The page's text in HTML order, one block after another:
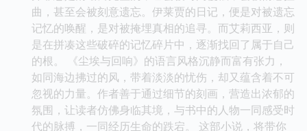
曲，甚至会被刻意遗忘。伊莱贾的日记，便是对被遗忘
记忆的唤醒，是对被掩埋真相的追寻。而艾莉西亚，则
是在拼凑这些破碎的记忆碎片中，逐渐找回了属于自己
的根。 《尘埃与回响》的语言风格沉静而富有张力，
如同海边拂过的风，带着淡淡的忧伤，却又蕴含着不可
忽视的力量。作者善于通过细节的刻画，营造出浓郁的
氛围，让读者仿佛身临其境，与书中的人物一同感受时
代的脉搏，一同经历生命的跌宕。 这部小说，将带你